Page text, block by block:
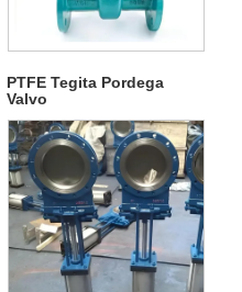
PTFE Tegita Pordega
Valvo